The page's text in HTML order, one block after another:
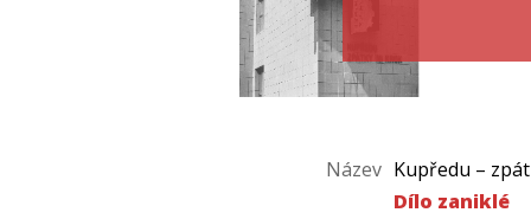
Název Kupředu –
Dílo zaniklé